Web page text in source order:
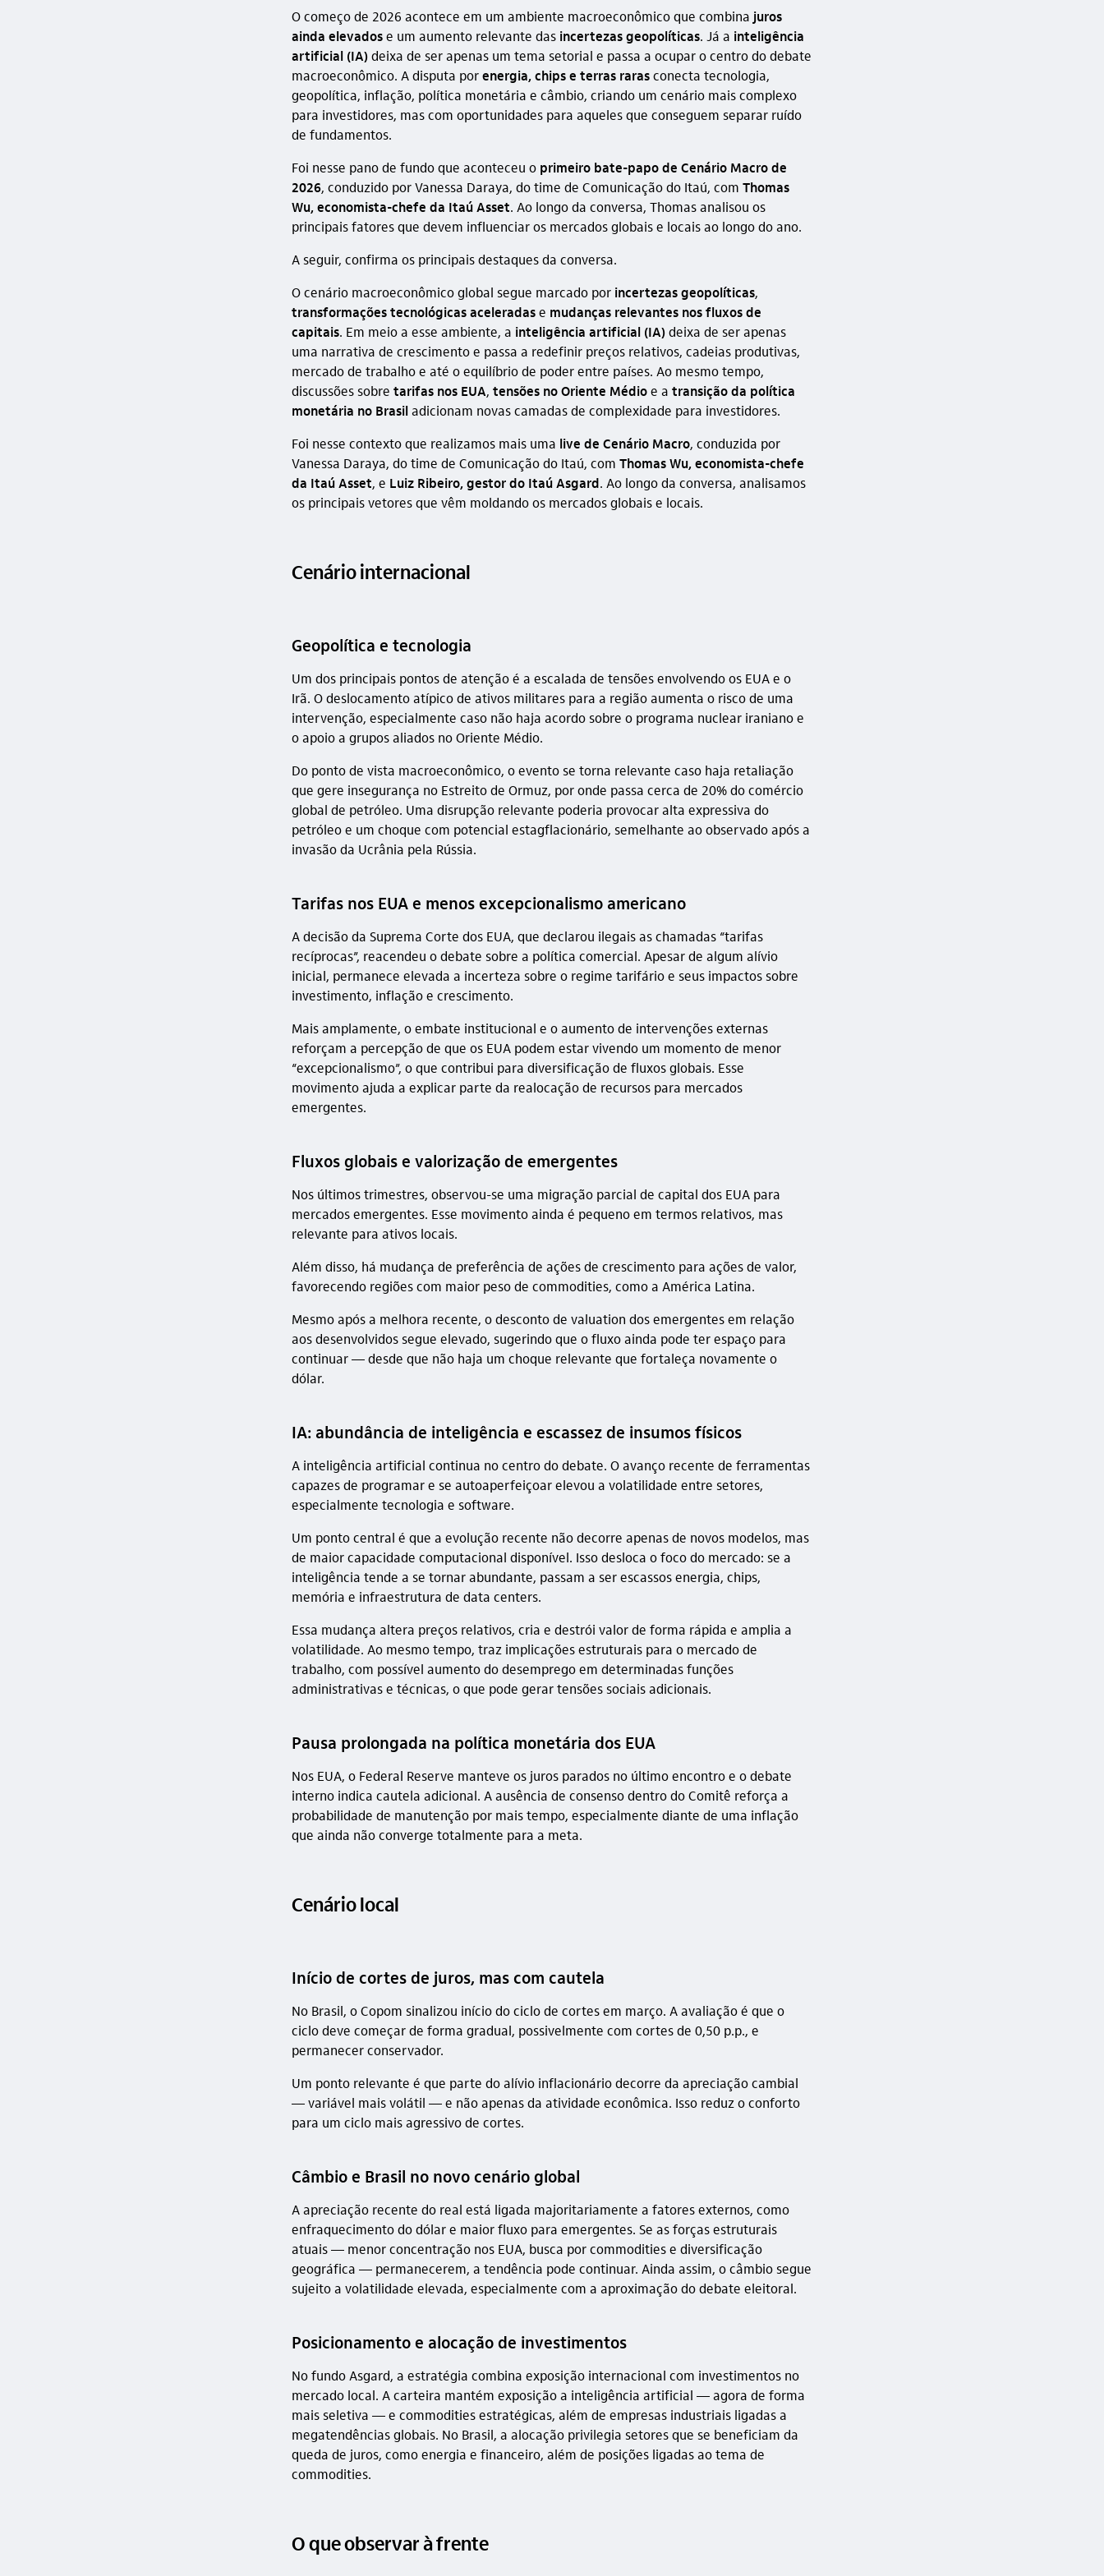
O começo de 2026 acontece em um ambiente macroeconômico que combina juros
ainda elevadose um aumento relevante das incertezas geopolíticas. Já a inteligência
artificial (IA)deixa de ser apenas um tema setorial e passa a ocupar o centro do debate
macroeconômico. A disputa porenergia, chips e terras rarasconecta tecnologia,
geopolítica, inflação, política monetária e câmbio, criando um cenário mais complexo
para investidores, mas com oportunidades para aqueles que conseguem separar ruído
de fundamentos.
Foi nesse pano de fundo que aconteceu o primeiro bate-papo de Cenário Macro de
2026, conduzido por Vanessa Daraya, do time de Comunicação do Itaú, com Thomas
Wu, economista-chefe da Itaú Asset. Ao longo da conversa, Thomas analisou os
principais fatores que devem influenciar os mercados globais e locais ao longo do ano.
A seguir, confirma os principais destaques da conversa.
O cenário macroeconômico global segue marcado por incertezas geopolíticas,
transformações tecnológicas aceleradase mudanças relevantes nos fluxos de
capitais. Em meio a esse ambiente, a inteligência artificial (IA)deixa de ser apenas
uma narrativa de crescimento e passa a redefinir preços relativos, cadeias produtivas,
mercado de trabalho e até o equilíbrio de poder entre países. Ao mesmo tempo,
discussões sobre tarifas nos EUA, tensões no Oriente Médioe a transição da política
monetária no Brasiladicionam novas camadas de complexidade para investidores.
Foi nesse contexto que realizamos mais uma live de Cenário Macro, conduzida por
Vanessa Daraya, do time de Comunicação do Itaú, com Thomas Wu, economista-chefe
da Itaú Asset, e Luiz Ribeiro, gestor do Itaú Asgard. Ao longo da conversa, analisamos
os principais vetores que vêm moldando os mercados globais e locais.
Cenário internacional
Geopolítica e tecnologia
Um dos principais pontos de atenção é a escalada de tensões envolvendo os EUA e o
Irã. O deslocamento atípico de ativos militares para a região aumenta o risco de uma
intervenção, especialmente caso não haja acordo sobre o programa nuclear iraniano e
o apoio a grupos aliados no Oriente Médio.
Do ponto de vista macroeconômico, o evento se torna relevante caso haja retaliação
que gere insegurança no Estreito de Ormuz, por onde passa cerca de 20% do comércio
global de petróleo. Uma disrupção relevante poderia provocar alta expressiva do
petróleo e um choque com potencial estagflacionário, semelhante ao observado após a
invasão da Ucrânia pela Rússia.
Tarifas nos EUA e menos excepcionalismo americano
A decisão da Suprema Corte dos EUA, que declarou ilegais as chamadas “tarifas
recíprocas”, reacendeu o debate sobre a política comercial. Apesar de algum alívio
inicial, permanece elevada a incerteza sobre o regime tarifário e seus impactos sobre
investimento, inflação e crescimento.
Mais amplamente, o embate institucional e o aumento de intervenções externas
reforçam a percepção de que os EUA podem estar vivendo um momento de menor
“excepcionalismo”, o que contribui para diversificação de fluxos globais. Esse
movimento ajuda a explicar parte da realocação de recursos para mercados
emergentes.
Fluxos globais e valorização de emergentes
Nos últimos trimestres, observou-se uma migração parcial de capital dos EUA para
mercados emergentes. Esse movimento ainda é pequeno em termos relativos, mas
relevante para ativos locais.
Além disso, há mudança de preferência de ações de crescimento para ações de valor,
favorecendo regiões com maior peso de commodities, como a América Latina.
Mesmo após a melhora recente, o desconto de valuation dos emergentes em relação
aos desenvolvidos segue elevado, sugerindo que o fluxo ainda pode ter espaço para
continuar — desde que não haja um choque relevante que fortaleça novamente o
dólar.
IA: abundância de inteligência e escassez de insumos físicos
A inteligência artificial continua no centro do debate. O avanço recente de ferramentas
capazes de programar e se autoaperfeiçoar elevou a volatilidade entre setores,
especialmente tecnologia e software.
Um ponto central é que a evolução recente não decorre apenas de novos modelos, mas
de maior capacidade computacional disponível. Isso desloca o foco do mercado: se a
inteligência tende a se tornar abundante, passam a ser escassos energia, chips,
memória e infraestrutura de data centers.
Essa mudança altera preços relativos, cria e destrói valor de forma rápida e amplia a
volatilidade. Ao mesmo tempo, traz implicações estruturais para o mercado de
trabalho, com possível aumento do desemprego em determinadas funções
administrativas e técnicas, o que pode gerar tensões sociais adicionais.
Pausa prolongada na política monetária dos EUA
Nos EUA, o Federal Reserve manteve os juros parados no último encontro e o debate
interno indica cautela adicional. A ausência de consenso dentro do Comitê reforça a
probabilidade de manutenção por mais tempo, especialmente diante de uma inflação
que ainda não converge totalmente para a meta.
Cenário local
Início de cortes de juros, mas com cautela
No Brasil, o Copom sinalizou início do ciclo de cortes em março. A avaliação é que o
ciclo deve começar de forma gradual, possivelmente com cortes de 0,50 p.p., e
permanecer conservador.
Um ponto relevante é que parte do alívio inflacionário decorre da apreciação cambial
— variável mais volátil — e não apenas da atividade econômica. Isso reduz o conforto
para um ciclo mais agressivo de cortes.
Câmbio e Brasil no novo cenário global
A apreciação recente do real está ligada majoritariamente a fatores externos, como
enfraquecimento do dólar e maior fluxo para emergentes. Se as forças estruturais
atuais — menor concentração nos EUA, busca por commodities e diversificação
geográfica — permanecerem, a tendência pode continuar. Ainda assim, o câmbio segue
sujeito a volatilidade elevada, especialmente com a aproximação do debate eleitoral.
Posicionamento e alocação de investimentos
No fundo Asgard, a estratégia combina exposição internacional com investimentos no
mercado local. A carteira mantém exposição a inteligência artificial — agora de forma
mais seletiva — e commodities estratégicas, além de empresas industriais ligadas a
megatendências globais. No Brasil, a alocação privilegia setores que se beneficiam da
queda de juros, como energia e financeiro, além de posições ligadas ao tema de
commodities.
O que observar à frente